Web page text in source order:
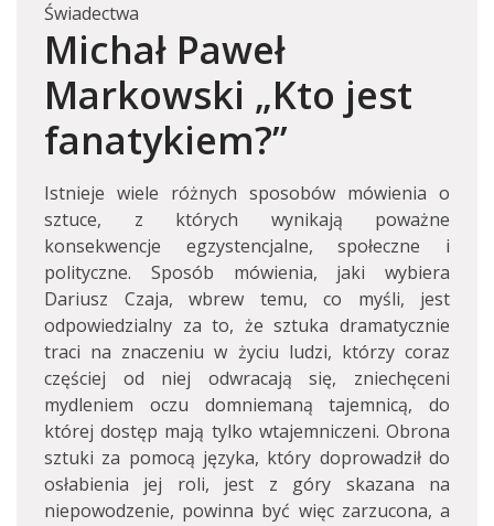
Świadectwa
Michał Paweł
Markowski „Kto jest
fanatykiem?”
Istnieje wiele różnych sposobów mówienia o
sztuce, z których wynikają poważne
konsekwencje egzystencjalne, społeczne i
polityczne. Sposób mówienia, jaki wybiera
Dariusz Czaja, wbrew temu, co myśli, jest
odpowiedzialny za to, że sztuka dramatycznie
traci na znaczeniu w życiu ludzi, którzy coraz
częściej od niej odwracają się, zniechęceni
mydleniem oczu domniemaną tajemnicą, do
której dostęp mają tylko wtajemniczeni. Obrona
sztuki za pomocą języka, który doprowadził do
osłabienia jej roli, jest z góry skazana na
niepowodzenie, powinna być więc zarzucona, a